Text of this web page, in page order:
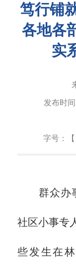
笃行铺
各地各
实
发布时间
字号：【
群众办
社区小事专
些发生在